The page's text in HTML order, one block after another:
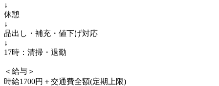
↓
休憩
↓
品出し・補充・値下げ対応
↓
17時：清掃・退勤
＜給与＞
時給1700円＋交通費全額(定期上限)